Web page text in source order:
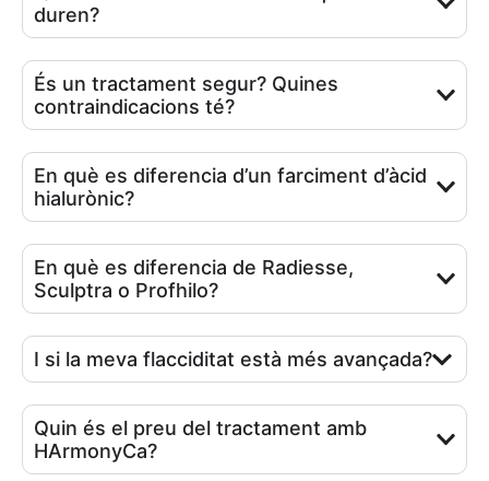
duren?
És un tractament segur? Quines
contraindicacions té?
En què es diferencia d’un farciment d’àcid
hialurònic?
En què es diferencia de Radiesse,
Sculptra o Profhilo?
I si la meva flacciditat està més avançada?
Quin és el preu del tractament amb
HArmonyCa?